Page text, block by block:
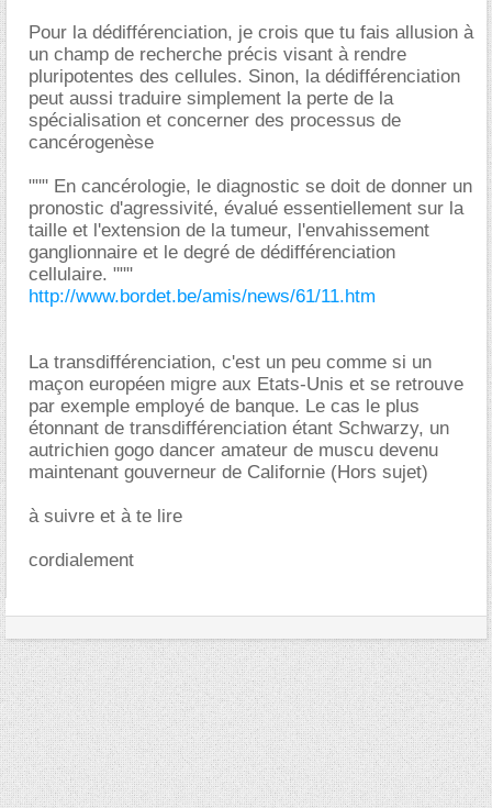
Pour la dédifférenciation, je crois que tu fais allusion à
un champ de recherche précis visant à rendre
pluripotentes des cellules. Sinon, la dédifférenciation
peut aussi traduire simplement la perte de la
spécialisation et concerner des processus de
cancérogenèse
""" En cancérologie, le diagnostic se doit de donner un
pronostic d'agressivité, évalué essentiellement sur la
taille et l'extension de la tumeur, l'envahissement
ganglionnaire et le degré de dédifférenciation
cellulaire. """
http://www.bordet.be/amis/news/61/11.htm
La transdifférenciation, c'est un peu comme si un
maçon européen migre aux Etats-Unis et se retrouve
par exemple employé de banque. Le cas le plus
étonnant de transdifférenciation étant Schwarzy, un
autrichien gogo dancer amateur de muscu devenu
maintenant gouverneur de Californie (Hors sujet)
à suivre et à te lire
cordialement